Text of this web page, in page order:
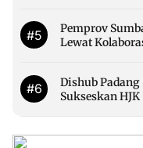
#5
Pemprov
Lewat
#6
Dishub
Sukseskan HJK